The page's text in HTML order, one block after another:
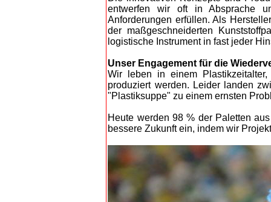
entwerfen wir oft in Absprache
Anforderungen erfüllen. Als
der maßgeschneiderten
logistische Instrument in fast jeder
Unser Engagement für die
Wir leben in einem
produziert werden. Leider landen
"Plastiksuppe" zu einem ernsten
Heute werden 98 % der Paletten
bessere Zukunft ein, indem wir